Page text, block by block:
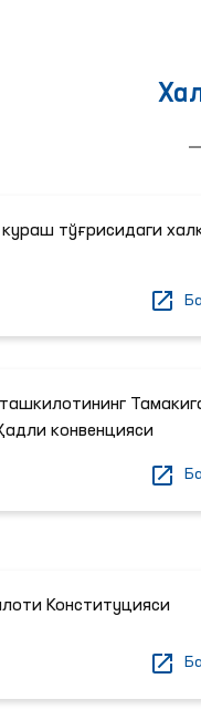
тўғрисидаги
конвенцияси
Конституцияси